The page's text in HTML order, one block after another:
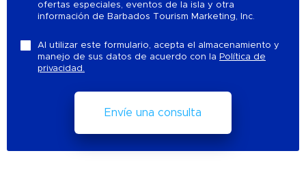
ofertas especiales, eventos de la isla y otra
información de Barbados Tourism Marketing, Inc.
Al utilizar este formulario, acepta el almacenamiento y
manejo de sus datos de acuerdo con la Política de
privacidad.